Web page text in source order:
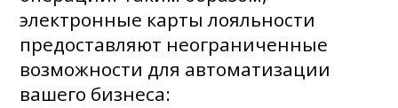
электронные карты лояльности
предоставляют неограниченные
возможности для автоматизации
вашего бизнеса: